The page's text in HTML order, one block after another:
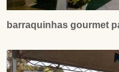
barraquinhas gourmet